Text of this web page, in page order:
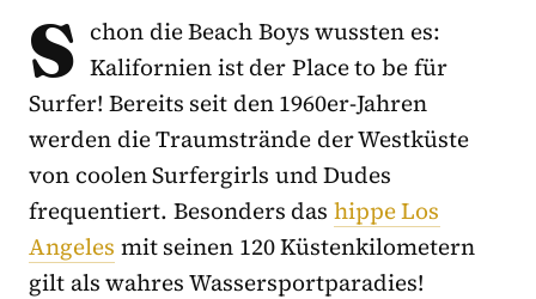
S chon die Beach Boys wussten es:
Kalifornien ist der Place to be für
Surfer! Bereits seit den 1960er-Jahren
werden die Traumstrände der Westküste
von coolen Surfergirls und Dudes
frequentiert. Besonders das hippe Los
Angeles mit seinen 120 Küstenkilometern
gilt als wahres Wassersportparadies!